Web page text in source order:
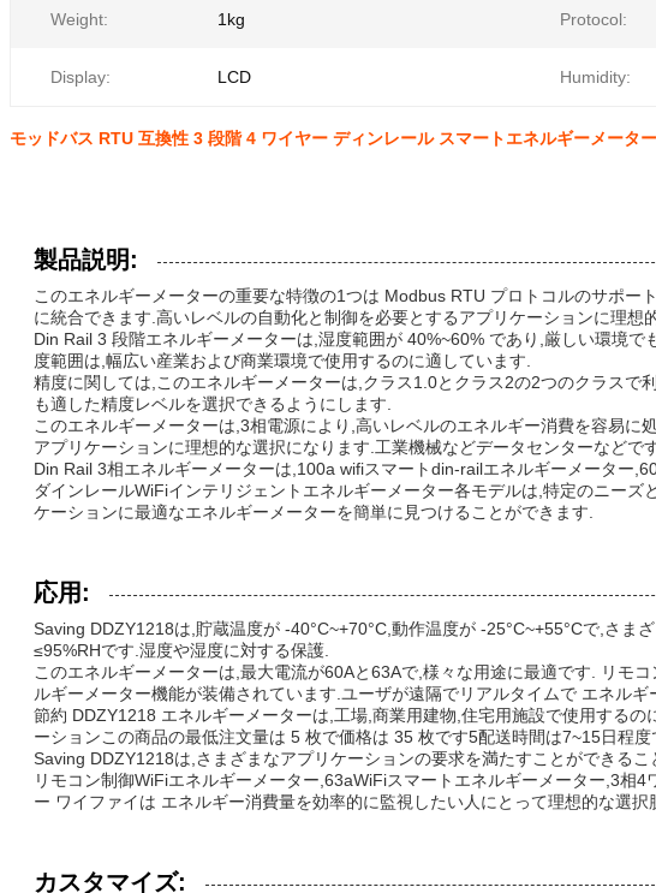
Weight: 1kg Protocol:
Display: LCD Humidity:
モッドバス RTU 互換性 3 段階 4 ワイヤー ディンレール スマートエネルギーメータ
製品説明:
このエネルギーメーターの重要な特徴の1つは Modbus RTU プロトコルのサポー
に統合できます.高いレベルの自動化と制御を必要とするアプリケーションに理想
Din Rail 3 段階エネルギーメーターは,湿度範囲が 40%~60% であり,厳しい環境で
度範囲は,幅広い産業および商業環境で使用するのに適しています.
精度に関しては,このエネルギーメーターは,クラス1.0とクラス2の2つのクラスで
も適した精度レベルを選択できるようにします.
このエネルギーメーターは,3相電源により,高いレベルのエネルギー消費を容易に
アプリケーションに理想的な選択になります.工業機械などデータセンターなどで
Din Rail 3相エネルギーメーターは,100a wifiスマートdin-railエネルギーメーター
ダインレールWiFiインテリジェントエネルギーメーター各モデルは,特定のニーズ
ケーションに最適なエネルギーメーターを簡単に見つけることができます.
応用:
Saving DDZY1218は,貯蔵温度が -40°C~+70°C,動作温度が -25°C~+55°Cで,さま
≤95%RHです.湿度や湿度に対する保護.
このエネルギーメーターは,最大電流が60Aと63Aで,様々な用途に最適です. リモ
ルギーメーター機能が装備されています.ユーザが遠隔でリアルタイムで エネルギ
節約 DDZY1218 エネルギーメーターは,工場,商業用建物,住宅用施設で使用する
ーションこの商品の最低注文量は 5 枚で価格は 35 枚です5配送時間は7~15日程
Saving DDZY1218は,さまざまなアプリケーションの要求を満たすことができる
リモコン制御WiFiエネルギーメーター,63aWiFiスマートエネルギーメーター,3相
ー ワイファイは エネルギー消費量を効率的に監視したい人にとって理想的な選択
カスタマイズ: